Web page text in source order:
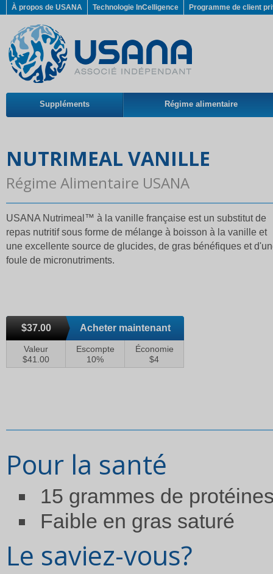
À propos de USANA Technologie InCelligence Programme de client
Suppléments Régime alimentaire
NUTRIMEAL VANILLE
Régime Alimentaire USANA
USANA Nutrimeal™ à la vanille française est un substitut de
repas nutritif sous forme de mélange à boisson à la vanille et
une excellente source de glucides, de gras bénéfiques et
foule de micronutriments.
$37.00 Acheter maintenant
Valeur
$41.00
Escompte
10%
Économie
$4
Pour la santé
15 grammes de
Faible en gras saturé
Le saviez-vous?